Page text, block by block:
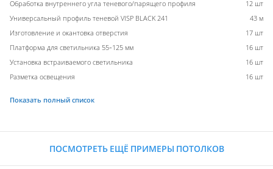
Обработка внутреннего угла теневого/парящего профиля
12 шт
Универсальный профиль теневой VISP BLACK 241
43 м
Изготовление и окантовка отверстия
17 шт
Платформа для светильника 55-125 мм
16 шт
Установка встраиваемого светильника
16 шт
Разметка освещения
16 шт
Показать полный список
ПОСМОТРЕТЬ ЕЩЁ ПРИМЕРЫ ПОТОЛКОВ